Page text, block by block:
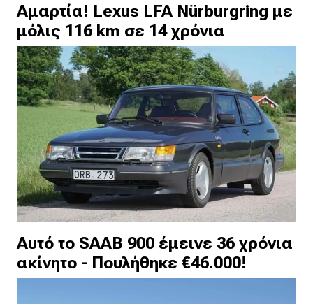
Αμαρτία! Lexus LFA Nürburgring με
μόλις 116 km σε 14 χρόνια
Αυτό το SAAB 900 έμεινε 36 χρόνια
ακίνητο - Πουλήθηκε €46.000!